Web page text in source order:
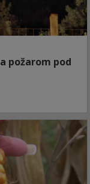
požarom pod